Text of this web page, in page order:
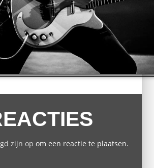
zijn op om een reactie te plaatsen.